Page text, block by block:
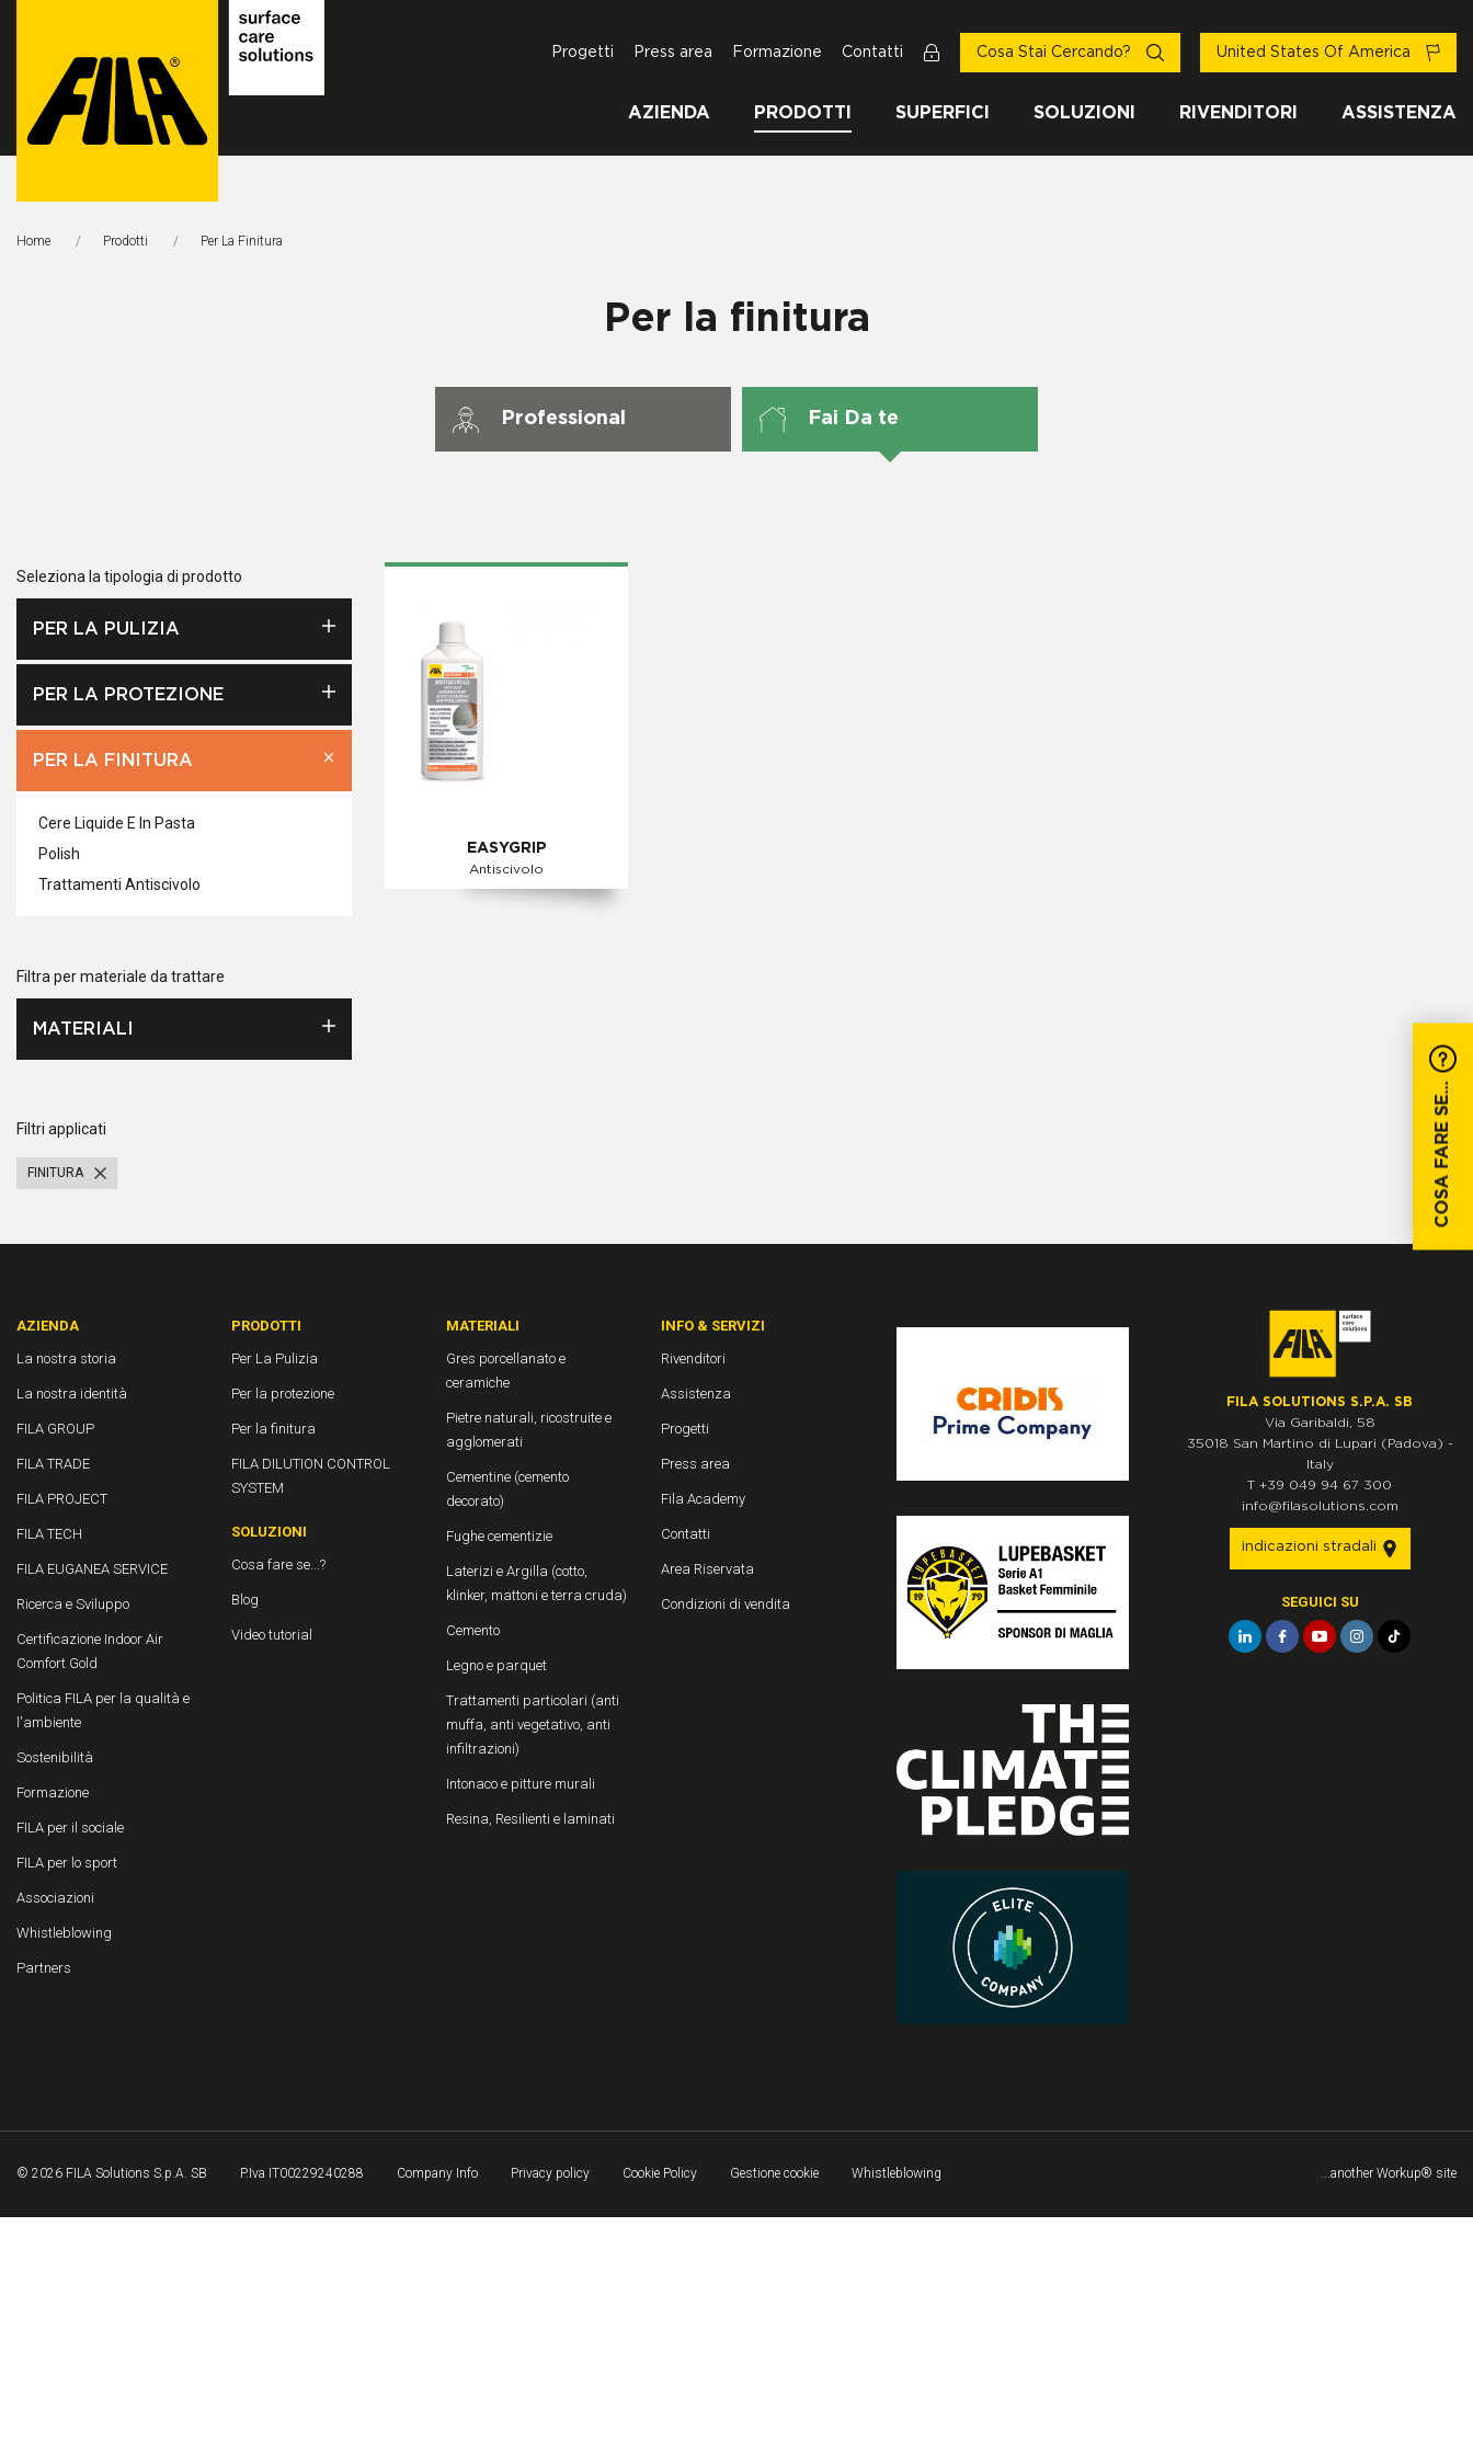
Solutions
AZIENDA PRODOTTI SUPERFICI SOLUZIONI RIVENDITORI ASSISTENZA
Progetti Press area Formazione Contatti Cosa Stai Cercando? United States Of America
COSA FARE SE...
Home Prodotti Pagina Corrente:
Per La Finitura
Per la finitura
Professional Fai Da te
Seleziona la tipologia di prodotto
PER LA PULIZIA
PER LA PROTEZIONE
PER LA FINITURA
Cere Liquide E In Pasta
Polish
Trattamenti Antiscivolo
Filtra per materiale da trattare
MATERIALI
Filtri applicati
FINITURA
EASYGRIP
Antiscivolo
AZIENDA
La nostra storia
La nostra identità
FILA GROUP
FILA TRADE
FILA PROJECT
FILA TECH
FILA EUGANEA SERVICE
Ricerca e Sviluppo
Certificazione Indoor Air
Comfort Gold
Politica FILA per la qualità e
l'ambiente
Sostenibilità
Formazione
FILA per il sociale
FILA per lo sport
Associazioni
Whistleblowing
Partners
PRODOTTI
Per La Pulizia
Per la protezione
Per la finitura
FILA DILUTION CONTROL
SYSTEM
SOLUZIONI
Cosa fare se...?
Blog
Video tutorial
MATERIALI
Gres porcellanato e
ceramiche
Pietre naturali, ricostruite e
agglomerati
Cementine (cemento
decorato)
Fughe cementizie
Laterizi e Argilla (cotto,
klinker, mattoni e terra cruda)
Cemento
Legno e parquet
Trattamenti particolari (anti
muffa, anti vegetativo, anti
infiltrazioni)
Intonaco e pitture murali
Resina, Resilienti e laminati
INFO & SERVIZI
Rivenditori
Assistenza
Progetti
Press area
Fila Academy
Contatti
Area Riservata
Condizioni di vendita
FILA SOLUTIONS S.P.A. SB
Via Garibaldi, 58
35018 San Martino di Lupari (Padova) -
Italy
T +39 049 94 67 300
info@filasolutions.com
indicazioni stradali
SEGUICI SU
© 2026 FILA Solutions S.p.A. SB P.Iva IT00229240288 Company Info Privacy policy Cookie Policy Gestione cookie Whistleblowing ...another Workup® site